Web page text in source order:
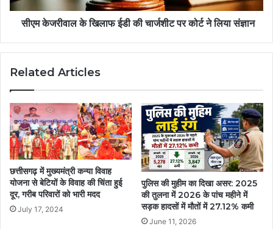
सीएम केजरीवाल के खिलाफ ईडी की चार्जशीट पर कोर्ट ने लिया संज्ञान
Related Articles
छत्तीसगढ़ में मुख्यमंत्री कन्या विवाह
योजना से बेटियों के विवाह की चिंता हुई
दूर, गरीब परिवारों को भारी मदद
July 17, 2024
पुलिस की मुहीम का दिखा असर: 2025
की तुलना में 2026 के पांच महीने में
सड़क हादसों में मौतों में 27.12% कमी
June 11, 2026